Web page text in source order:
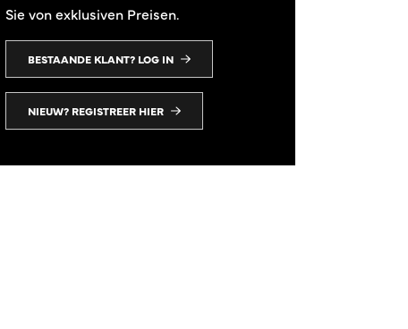
Sie von exklusiven Preisen.
BESTAANDE KLANT? LOG IN
NIEUW? REGISTREER HIER